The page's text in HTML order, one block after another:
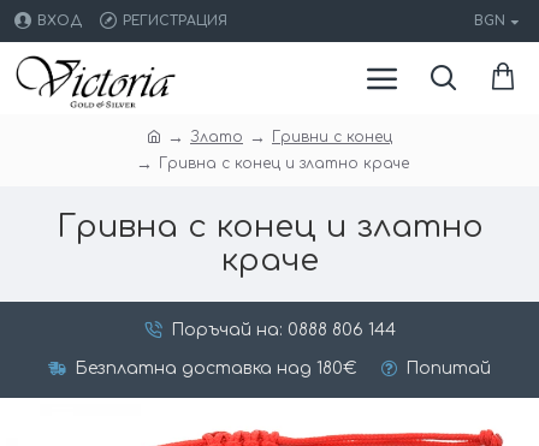
ВХОД РЕГИСТРАЦИЯ BGN
Злато
Гривни с конец
Гривна с конец и златно краче
Гривна с конец и златно
краче
Поръчай на: 0888 806 144
Безплатна доставка над 180€ Попитай